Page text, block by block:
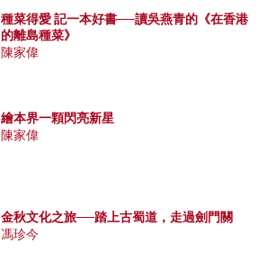
種菜得愛 記一本好書──讀吳燕青的《在香港
的離島種菜》
陳家偉
繪本界一顆閃亮新星
陳家偉
金秋文化之旅──踏上古蜀道，走過劍門關
馮珍今